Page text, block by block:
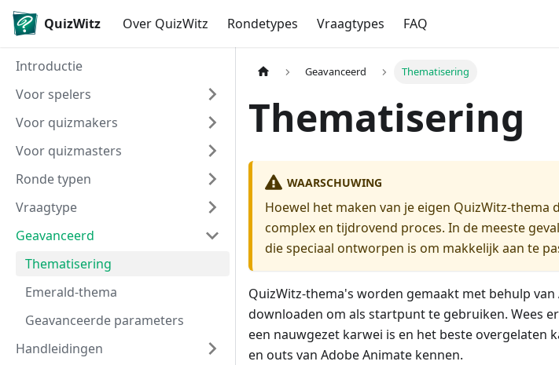
QuizWitz Over QuizWitz Rondetypes Vraagtypes FAQ
Introductie
Voor spelers
Voor quizmakers
Voor quizmasters
Ronde typen
Vraagtype
Geavanceerd
Thematisering
Emerald-thema
Geavanceerde parameters
Handleidingen
Geavanceerd Thematisering
Thematisering
WAARSCHUWING
Hoewel het maken van je eigen QuizWitz-thema
complex en tijdrovend proces. In de meeste
die speciaal ontworpen is om makkelijk aan te
QuizWitz-thema's worden gemaakt met behulp van
downloaden om als startpunt te gebruiken. Wees
een nauwgezet karwei is en het beste overgelaten
en outs van Adobe Animate kennen.